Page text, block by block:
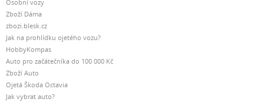
Osobní vozy
Zboží Dáma
zbozi.blesk.cz
Jak na prohlídku ojetého vozu?
HobbyKompas
Auto pro začátečníka do 100 000 Kč
Zboží Auto
Ojetá Škoda Octavia
Jak vybrat auto?